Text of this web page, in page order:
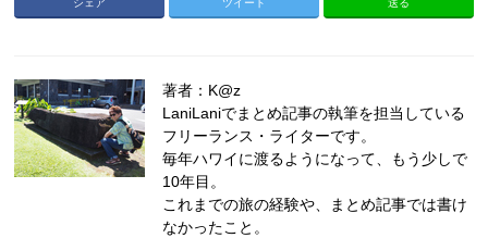
シェア ツイート 送る
著者：K@z
LaniLaniでまとめ記事の執筆を担当している
フリーランス・ライターです。
毎年ハワイに渡るようになって、もう少しで
10年目。
これまでの旅の経験や、まとめ記事では書け
なかったこと。